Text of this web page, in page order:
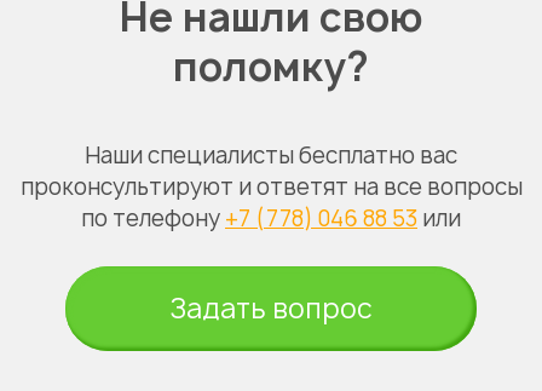
Не нашли свою
поломку?
Наши специалисты бесплатно вас
проконсультируют и ответят на все вопросы
по телефону +7 (778) 046 88 53 или
Задать вопрос